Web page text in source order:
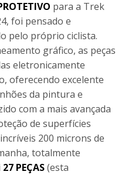
para a Trek
foi pensado e
pelo próprio ciclista.
gráfico, as peças
eletronicamente
oferecendo excelente
da pintura e
com a mais avançada
de superfícies
200 microns de
totalmente
27 PEÇAS(esta